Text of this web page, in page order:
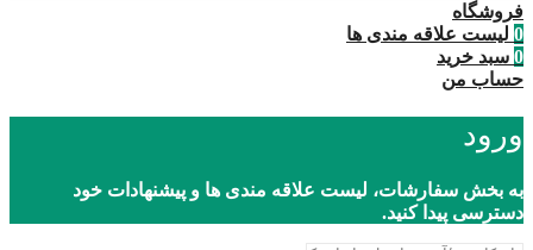
فروشگاه
0 لیست علاقه مندی ها
0 سبد خرید
حساب من
ورود
به بخش سفارشات، لیست علاقه مندی ها و پیشنهادات خود
دسترسی پیدا کنید.